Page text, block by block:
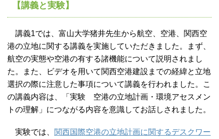
【講義と実験】
講義1では、富山大学猪井先生から航空、空港、関西空
港の立地に関する講義を実施していただきました。まず、
航空の実態や空港の有する諸機能について説明されまし
た。また、ビデオを用いて関西空港建設までの経緯と立地
選択の際に注意した事項について講義を行われました。こ
の講義内容は、「実験 空港の立地計画・環境アセスメン
トの理解」につながる内容を意識してお話しされました。
実験では、 関西国際空港の立地計画に関するデスクワー